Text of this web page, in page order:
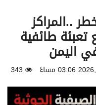
..المراكز
تعبئة طائفية
اليمن
343